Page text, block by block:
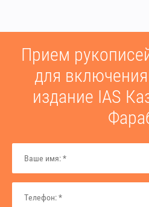
Прием
для
издание IAS